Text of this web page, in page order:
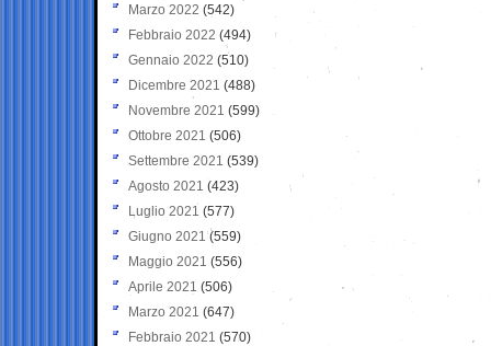
Marzo 2022 (542)
Febbraio 2022 (494)
Gennaio 2022 (510)
Dicembre 2021 (488)
Novembre 2021 (599)
Ottobre 2021 (506)
Settembre 2021 (539)
Agosto 2021 (423)
Luglio 2021 (577)
Giugno 2021(559)
Maggio 2021 (556)
Aprile 2021 (506)
Marzo 2021 (647)
Febbraio 2021 (570)